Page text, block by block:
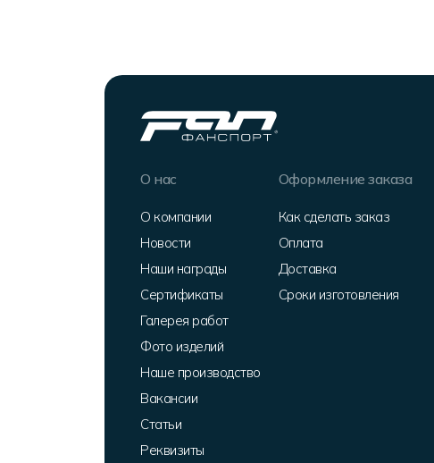
О нас
О компании
Новости
Наши награды
Сертификаты
Галерея работ
Фото изделий
Наше производство
Вакансии
Статьи
Реквизиты
Оформление заказа
Как сделать заказ
Оплата
Доставка
Сроки изготовления